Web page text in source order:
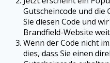
Gutscheincode und die
Sie diesen Code und
Brandfield-Website
Wenn der Code nicht
dies, dass Sie einen